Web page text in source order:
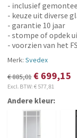
- inclusief
- keuze uit diverse
- garantie 10 jaar
- stompe of opdek
- voorzien van het
Merk: Svedex
€ 885,01 € 699,15
Excl. BTW: € 577,81
Andere kleur: